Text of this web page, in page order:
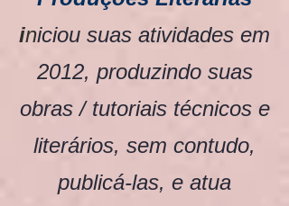
iniciou suas atividades em
2012, produzindo suas
obras / tutoriais técnicos e
literários, sem contudo,
publicá-las, e atua